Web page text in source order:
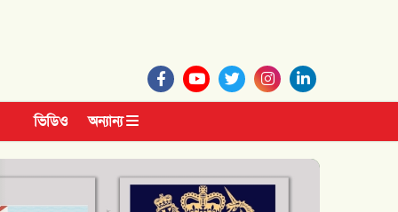
ভিডিও অন্যান্য